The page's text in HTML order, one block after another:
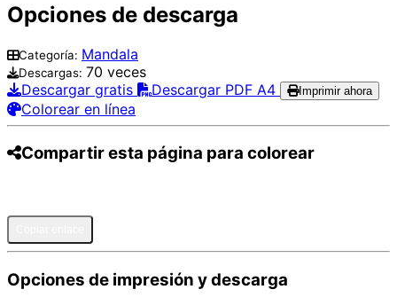
Opciones de descarga
Categoría: Mandala
Descargas: 70 veces
Descargar gratis
Descargar PDF A4 Imprimir ahora
Colorear en línea
Compartir esta página para colorear
Opciones de impresión y descarga